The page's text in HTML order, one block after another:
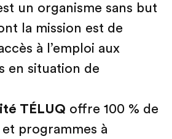
un organisme sans but
la mission est de
à l’emploi aux
en situation de
TÉLUQ offre 100 % de
programmes à